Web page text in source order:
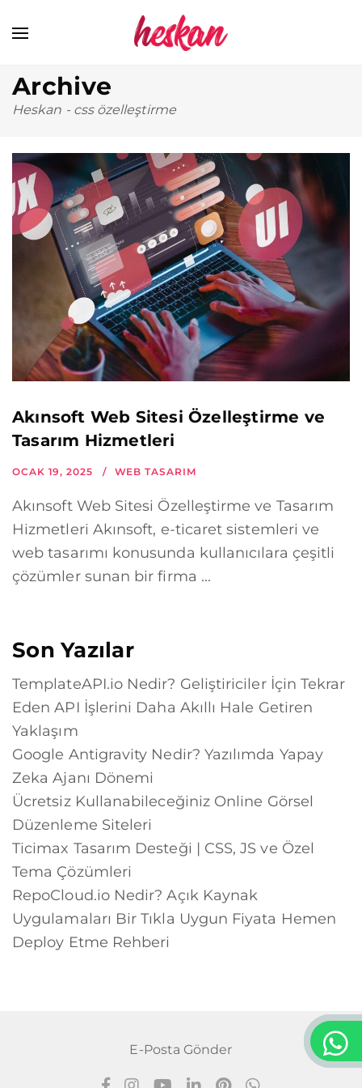
Archive
Heskan - css özelleştirme
Akınsoft Web Sitesi Özelleştirme ve
Tasarım Hizmetleri
OCAK 19, 2025 WEB TASARIM
Akınsoft Web Sitesi Özelleştirme ve Tasarım
Hizmetleri Akınsoft, e-ticaret sistemleri ve
web tasarımı konusunda kullanıcılara çeşitli
çözümler sunan bir firma ...
Son Yazılar
TemplateAPI.io Nedir? Geliştiriciler İçin Tekrar
Eden API İşlerini Daha Akıllı Hale Getiren
Yaklaşım
Google Antigravity Nedir? Yazılımda Yapay
Zeka Ajanı Dönemi
Ücretsiz Kullanabileceğiniz Online Görsel
Düzenleme Siteleri
Ticimax Tasarım Desteği | CSS, JS ve Özel
Tema Çözümleri
RepoCloud.io Nedir? Açık Kaynak
Uygulamaları Bir Tıkla Uygun Fiyata Hemen
Deploy Etme Rehberi
E-Posta Gönder